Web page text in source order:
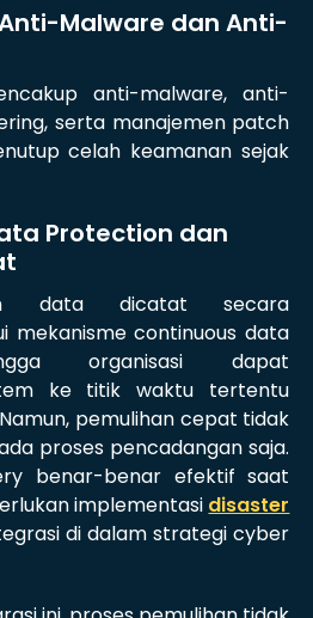
Malware dan Anti-
anti-malware, anti-
serta manajemen patch
celah keamanan sejak
Protection dan
data dicatat secara
mekanisme continuous data
organisasi dapat
ke titik waktu tertentu
pemulihan cepat tidak
proses pencadangan saja.
benar-benar efektif saat
implementasi disaster
di dalam strategi cyber